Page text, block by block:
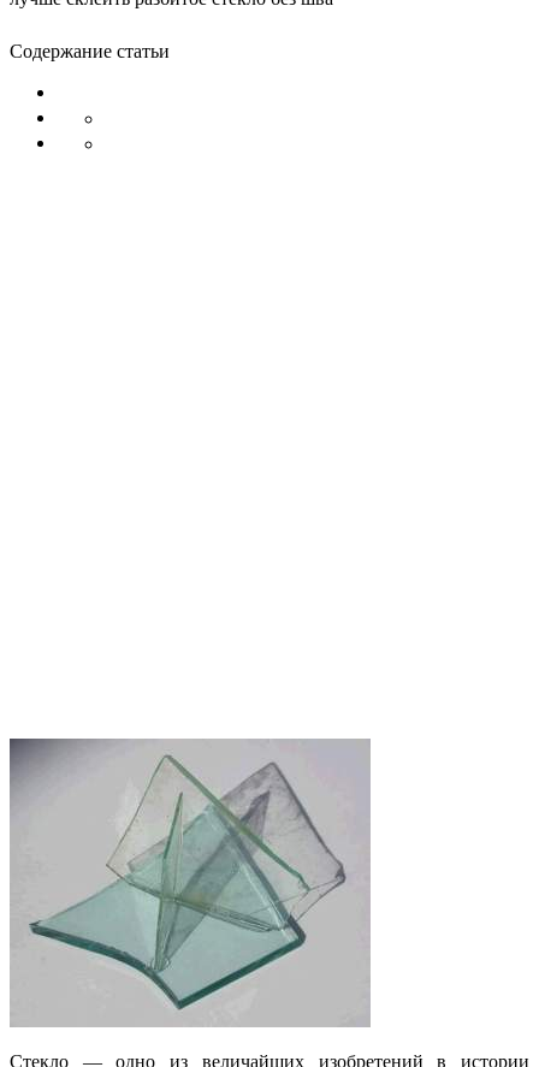
Содержание статьи
Стекло — одно из величайших изобретений в истории